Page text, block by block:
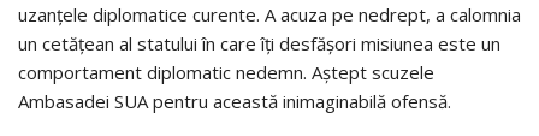
uzanţele diplomatice curente. A acuza pe nedrept, a calomnia
un cetăţean al statului în care îţi desfăşori misiunea este un
comportament diplomatic nedemn. Aştept scuzele
Ambasadei SUA pentru această inimaginabilă ofensă.